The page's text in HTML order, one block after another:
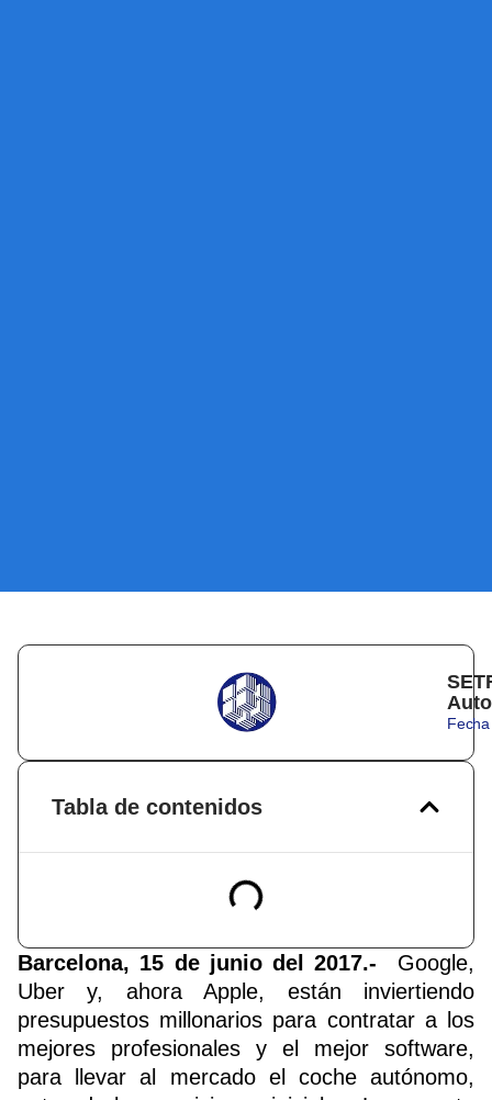
Tabla de contenidos
Barcelona, 15 de junio del 2017.- Google,
Uber y, ahora Apple, están inviertiendo
presupuestos millonarios para contratar a los
mejores profesionales y el mejor software,
para llevar al mercado el coche autónomo,